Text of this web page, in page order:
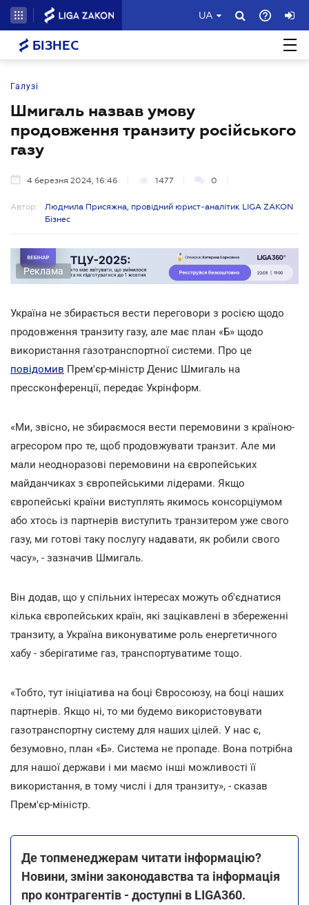
UA
БІЗНЕС
Галузі
Шмигаль назвав умову
продовження транзиту російського
газу
4 березня 2024, 16:46 1477 0
Автор:
Людмила Присяжна, провідний юрист-аналітик LIGA ZAKON
Бізнес
Реклама
Україна не збирається вести переговори з росією щодо
продовження транзиту газу, але має план «Б» щодо
використання газотранспортної системи. Про це
повідомив Прем'єр-міністр Денис Шмигаль на
прессконференції, передає Укрінформ.
«Ми, звісно, не збираємося вести перемовини з країною-
агресором про те, щоб продовжувати транзит. Але ми
мали неодноразові перемовини на європейських
майданчиках з європейськими лідерами. Якщо
європейські країни виступлять якимось консорціумом
або хтось із партнерів виступить транзитером уже свого
газу, ми готові таку послугу надавати, як робили свого
часу», - зазначив Шмигаль.
Він додав, що у спільних інтересах можуть об'єднатися
кілька європейських країн, які зацікавлені в збереженні
транзиту, а Україна виконуватиме роль енергетичного
хабу - зберігатиме газ, транспортуватиме тощо.
«Тобто, тут ініціатива на боці Євросоюзу, на боці наших
партнерів. Якщо ні, то ми будемо використовувати
газотранспортну систему для наших цілей. У нас є,
безумовно, план «Б». Система не пропаде. Вона потрібна
для нашої держави і ми маємо інші можливості її
використання, в тому числі і для транзиту», - сказав
Прем'єр-міністр.
Де топменеджерам читати інформацію?
Новини, зміни законодавства та інформація
про контрагентів - доступні в LIGA360.